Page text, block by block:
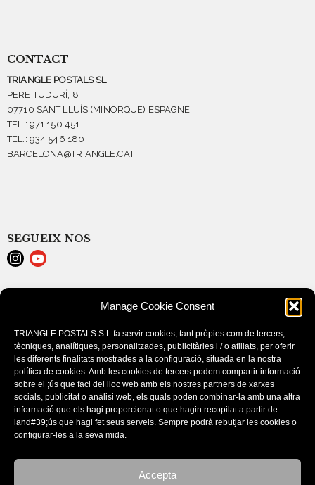
Manage Cookie Consent
TRIANGLE POSTALS S.L fa servir cookies, tant pròpies com de tercers,
tècniques, analítiques, personalitzades, publicitàries i / o afiliats, per oferir
les diferents finalitats mostrades a la configuració, situada en la nostra
política de cookies. Amb les cookies de tercers podem compartir informació
sobre el ;ús que faci del lloc web amb els nostres partners de xarxes
socials, publicitat o anàlisi web, els quals poden combinar-la amb una altra
informació que els hagi proporcionat o que hagin recopilat a partir de
land#39;ús que hagi fet seus serveis. Sempre podrà rebutjar les cookies o
configurar-les a la seva mida.
Accepta
CONTACT
TRIANGLE POSTALS SL
PERE TUDURÍ, 8
07710 SANT LLUÍS (MINORQUE) ESPAGNE
TEL.: 971 150 451
TEL.: 934 546 180
BARCELONA@TRIANGLE.CAT
SEGUEIX-NOS
POLÍTICA DE COOKIES (EU)
CONDITIONS D’ACHAT
nuestro uso de cookies.
Aceptar la configuración